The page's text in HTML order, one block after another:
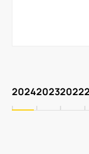
202420232022